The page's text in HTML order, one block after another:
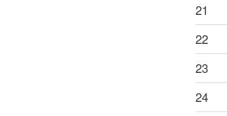
21
22
23
24